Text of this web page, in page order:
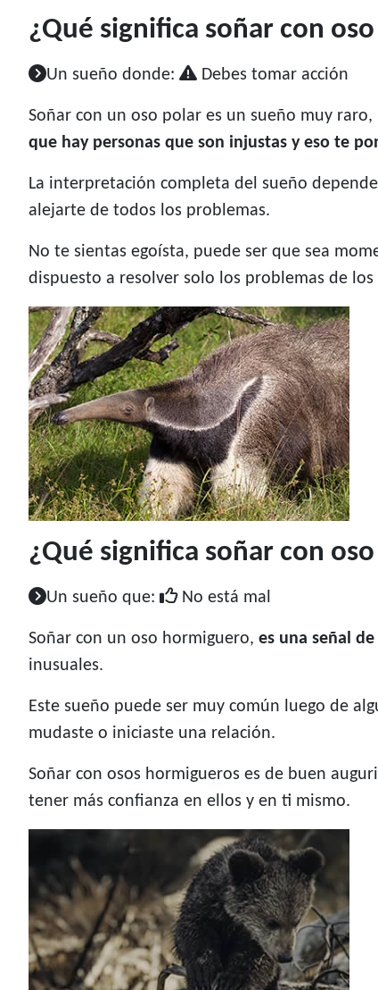
¿Qué significa soñar con
Un sueño donde: Debes tomar acción
Soñar con un oso polar es un sueño muy
que hay personas que son injustas y eso te
La interpretación completa del sueño
alejarte de todos los problemas.
No te sientas egoísta, puede ser que sea
dispuesto a resolver solo los problemas de los
¿Qué significa soñar con
Un sueño que: No está mal
Soñar con un oso hormiguero, es una señal
inusuales.
Este sueño puede ser muy común luego de
mudaste o iniciaste una relación.
Soñar con osos hormigueros es de buen
tener más confianza en ellos y en ti mismo.